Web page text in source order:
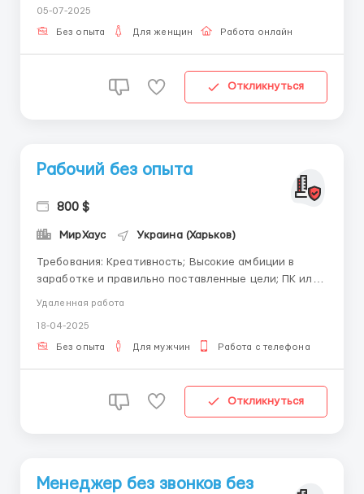
05-07-2025
Без опыта Для женщин Работа онлайн
Откликнуться
Рабочий без опыта
800 $
МирХаус Украина (Харьков)
Требования: Креативность; Высокие амбиции в
заработке и правильно поставленные цели; ПК или
Организованность. Условия работы: Работаем
удалённо Есть возможность выбора графика работы.
Удаленная работа
18-04-2025
Без опыта Для мужчин Работа с телефона
Откликнуться
Менеджер без звонков без